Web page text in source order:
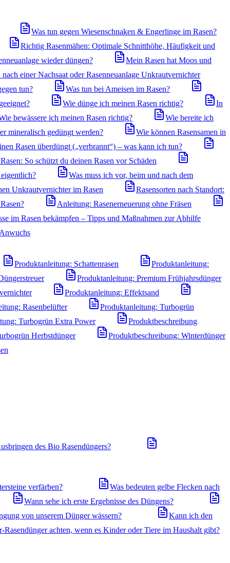
Was tun gegen Wiesenschnaken & Engerlinge im Rasen?
Richtig Rasenmähen: Optimale Schnitthöhe, Häufigkeit und
wieder düngen?
Mein Rasen hat Moos und
einer Nachsaat oder Rasenneuanlage Unkrautvernichter
tun?
Was tun bei Ameisen im Rasen?
Wie dünge ich meinen Rasen richtig?
In
bewässere ich meinen Rasen richtig?
Wie bereite ich
mineralisch gedüngt werden?
Wie können Rasensamen in
Rasen überdüngt („verbrannt“) – was kann ich tun?
So schützt du deinen Rasen vor Schäden
Was muss ich vor, beim und nach dem
Unkrautvernichter im Rasen
Rasensorten nach Standort:
Anleitung: Rasenerneuerung ohne Fräsen
im Rasen bekämpfen – Tipps und Maßnahmen zur Abhilfe
Produktanleitung: Schattenrasen
Produktanleitung:
Produktanleitung: Premium Frühjahrsdünger
Produktanleitung: Effektsand
Rasenbelüfter
Produktanleitung: Turbogrün
Turbogrün Extra Power
Produktbeschreibung
Herbstdünger
Produktbeschreibung: Winterdünger
des Bio Rasendüngers?
verfärben?
Was bedeuten gelbe Flecken nach
Wann sehe ich erste Ergebnisse des Düngens?
von unserem Dünger wässern?
Kann ich den
achten, wenn es Kinder oder Tiere im Haushalt gibt?